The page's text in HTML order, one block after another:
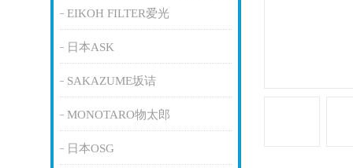
EIKOH FILTER爱光
日本ASK
SAKAZUME坂诘
MONOTARO物太郎
日本OSG